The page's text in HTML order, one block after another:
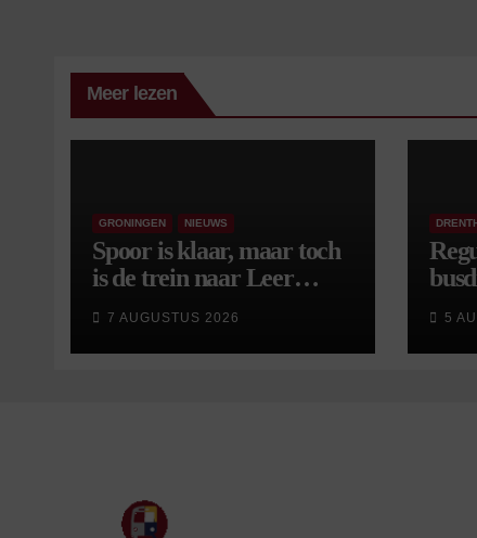
Meer lezen
GRONINGEN NIEUWS
Spoor is klaar, maar toch
is de trein naar Leer
7 AUGUSTUS 2026 5